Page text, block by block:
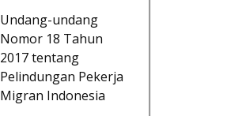
Undang-undang
Nomor 18 Tahun
2017 tentang
Pelindungan Pekerja
Migran Indonesia